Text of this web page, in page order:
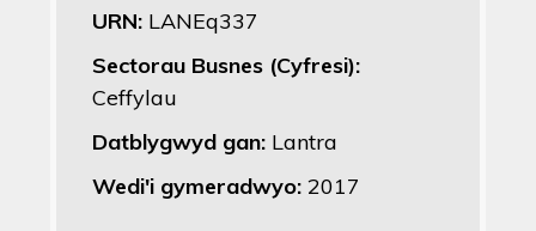
URN: LANEq337
Sectorau Busnes (Cyfresi):
Ceffylau
Datblygwyd gan: Lantra
Wedi'i gymeradwyo: 2017